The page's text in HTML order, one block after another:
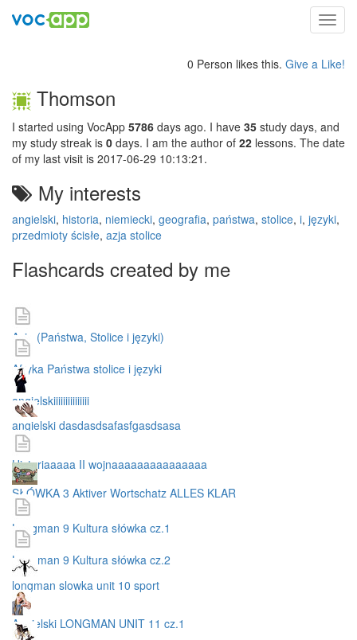
0 Person likes this. Give a Like!
Thomson
I started using VocApp 5786 days ago. I have 35 study days, and
my study streak is 0 days. I am the author of 22 lessons. The date
of my last visit is 2017-06-29 10:13:21.
My interests
angielski, historia, niemiecki, geografia, państwa, stolice, i, języki,
przedmioty ścisłe, azja stolice
Flashcards created by me
Azja (Państwa, Stolice i języki)
Afryka Państwa stolice i języki
angielskiiiiiiiiiiiiiii
angielski dasdasdsafasfgasdsasa
Historiaaaaa II wojnaaaaaaaaaaaaaaa
SŁÓWKA 3 Aktiver Wortschatz ALLES KLAR
Longman 9 Kultura słówka cz.1
Longman 9 Kultura słówka cz.2
longman slowka unit 10 sport
Angielski LONGMAN UNIT 11 cz.1